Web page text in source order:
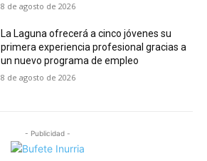
8 de agosto de 2026
La Laguna ofrecerá a cinco jóvenes su
primera experiencia profesional gracias a
un nuevo programa de empleo
8 de agosto de 2026
- Publicidad -